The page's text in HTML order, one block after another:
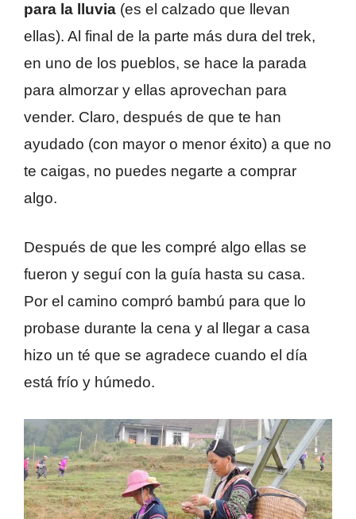
para la lluvia (es el calzado que llevan
ellas). Al final de la parte más dura del trek,
en uno de los pueblos, se hace la parada
para almorzar y ellas aprovechan para
vender. Claro, después de que te han
ayudado (con mayor o menor éxito) a que no
te caigas, no puedes negarte a comprar
algo.
Después de que les compré algo ellas se
fueron y seguí con la guía hasta su casa.
Por el camino compró bambú para que lo
probase durante la cena y al llegar a casa
hizo un té que se agradece cuando el día
está frío y húmedo.